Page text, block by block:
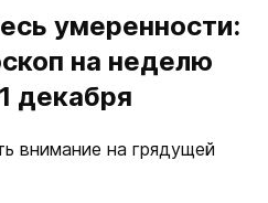
умеренности:
на неделю
декабря
внимание на грядущей